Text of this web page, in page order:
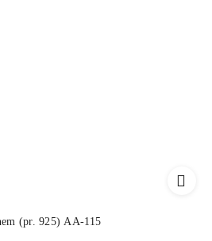
(pr. 925) AA-115